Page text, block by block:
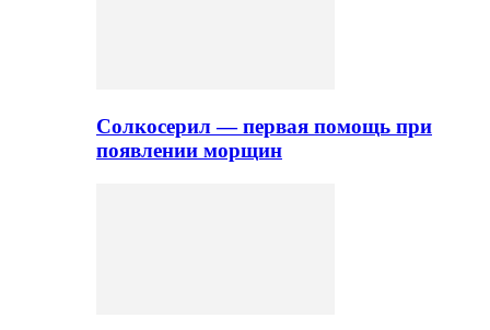
Солкосерил — первая помощь при
появлении морщин